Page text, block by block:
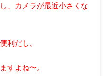
、カメラが最近小さくな
利だし、
すよね〜。